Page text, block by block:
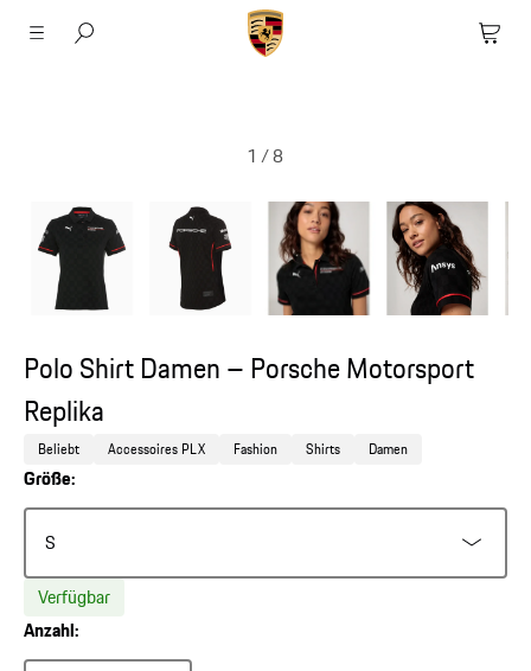
1 /8
Polo Shirt Damen – Porsche Motorsport
Replika
Beliebt Accessoires PLX Fashion Shirts Damen
Größe:
S
Verfügbar
Anzahl: